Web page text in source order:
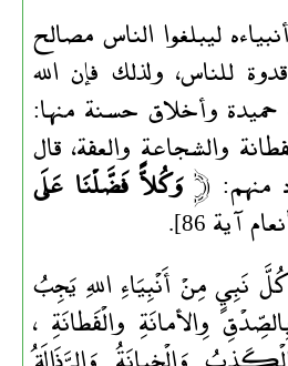
ليبلغوا الناس مصالح
للناس، ولذلك فإن الله
وأخلاق حسنة منها:
والشجاعة والعفة، قال
منهم: ﴿وَكُلاًّ فَضَّلْنَا عَلَى
آية 86].
نَبِيٍ مِنْ أَنْبِيَاءِ اللهِ يَجِبُ
وِالأمانَةِ والْفَطانَةِ ،